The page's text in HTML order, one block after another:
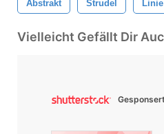
Abstrakt Strudel Linie
Vielleicht Gefällt Dir